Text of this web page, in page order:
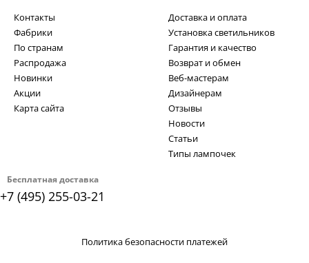
Бесплатная доставка
+7 (495) 255-03-21
Контакты
Фабрики
По странам
Распродажа
Новинки
Акции
Карта сайта
Доставка и оплата
Установка светильников
Гарантия и качество
Возврат и обмен
Веб-мастерам
Дизайнерам
Отзывы
Новости
Статьи
Типы лампочек
Политика безопасности платежей